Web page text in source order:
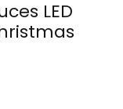
LED